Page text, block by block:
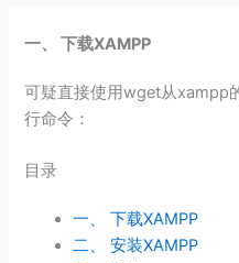
一、 下载XAMPP
可疑直接使用wget从xampp
行命令：
目录
一、 下载XAMPP
二、 安装XAMPP